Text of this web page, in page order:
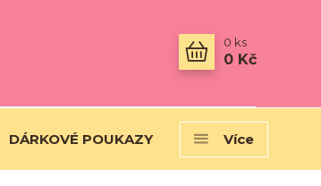
0 ks
0 Kč
DÁRKOVÉ POUKAZY Více